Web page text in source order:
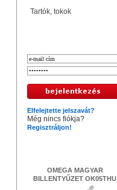
Tartók, tokok
Elfelejtette jelszavát?
Még nincs fiókja?
Regisztráljon!
OMEGA MAGYAR
BILLENTYŰZET OK05THU